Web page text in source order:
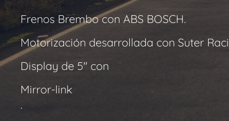
Frenos Brembo con ABS BOSCH.
Motorización desarrollada con Suter
Display de 5" con
Mirror-link
.